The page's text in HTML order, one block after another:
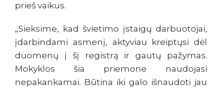
prieš vaikus.
„Sieksime, kad švietimo įstaigų darbuotojai,
įdarbindami asmenį, aktyviau kreiptųsi dėl
duomenų į šį registrą ir gautų pažymas.
Mokyklos šia priemone naudojasi
nepakankamai. Būtina iki galo išnaudoti jau